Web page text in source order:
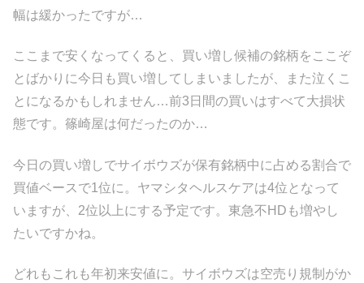
幅は緩かったですが…
ここまで安くなってくると、買い増し候補の銘柄をここぞ
とばかりに今日も買い増してしまいましたが、また泣くこ
とになるかもしれません…前3日間の買いはすべて大損状
態です。篠崎屋は何だったのか…
今日の買い増しでサイボウズが保有銘柄中に占める割合で
買値ベースで1位に。ヤマシタヘルスケアは4位となって
いますが、2位以上にする予定です。東急不HDも増やし
たいですかね。
どれもこれも年初来安値に。サイボウズは空売り規制がか